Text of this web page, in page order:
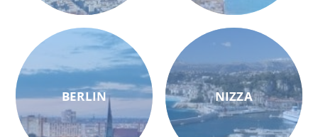
BERLIN NIZZA